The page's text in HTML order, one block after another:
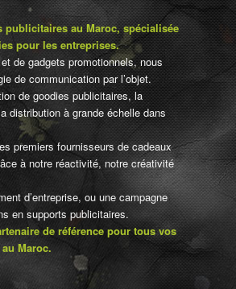
publicitaires au Maroc, spécialisée
pour les entreprises.
de gadgets promotionnels, nous
de communication par l’objet.
de goodies publicitaires, la
distribution à grande échelle dans
premiers fournisseurs de cadeaux
à notre réactivité, notre créativité
d’entreprise, ou une campagne
en supports publicitaires.
de référence pour tous vos
Maroc.